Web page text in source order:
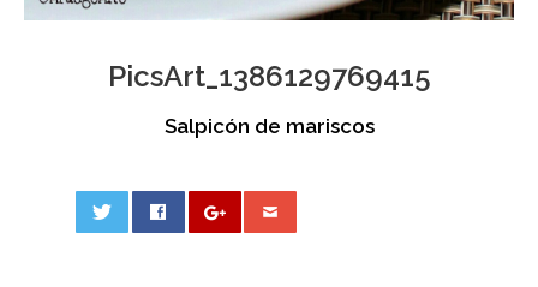
PicsArt_1386129769415
Salpicón de mariscos